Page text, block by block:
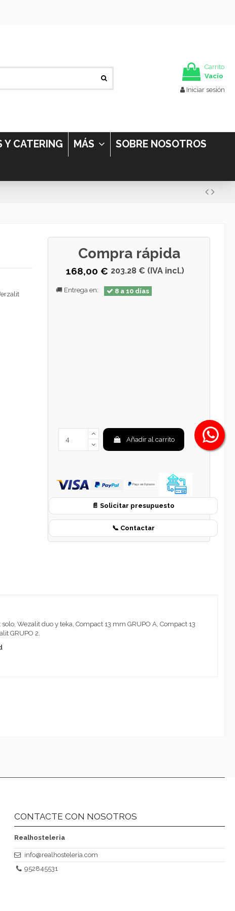
Carrito
Vacío
Iniciar sesión
Y CATERING MÁS SOBRE NOSOTROS
Añadir al carrito
Compra rápida
168,00 € 203.28 € (IVA incl.)
🚚 Entrega en: 8 a 10 días
📄 Solicitar presupuesto
📞 Contactar
Wezalit duo y teka, Compact 13 mm GRUPO A, Compact 13
GRUPO 2.
CONTACTE CON NOSOTROS
Realhosteleria
info@realhosteleria.com
952845531